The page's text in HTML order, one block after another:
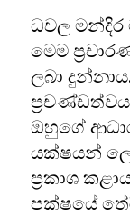
ධවල මන්දිර
මෙම
ලබා
ඔහුගේ
යක්ෂයන්
ප්‍රකාශ
පක්ෂයේ